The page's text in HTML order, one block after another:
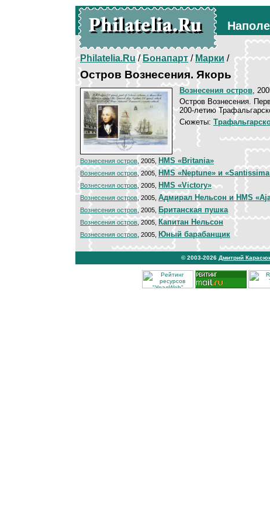
Philatelia.Ru/Бонапарт/Марки /
Остров Вознесения. Якорь
Вознесения остров,
Остров Вознесения.
200-летию
Сюжеты:
Вознесения остров, 2005, HMS «Britania»
Вознесения остров, 2005, HMS «Neptune» и
Вознесения остров, 2005, HMS «Victory»
Вознесения остров , 2005, Адмирал Нельсон и HMS
Вознесения остров , 2005, Британская пушка
Вознесения остров , 2005, Капитан Нельсон
Вознесения остров , 2005, Юный барабанщик
© 2003-2026 Дмитрий